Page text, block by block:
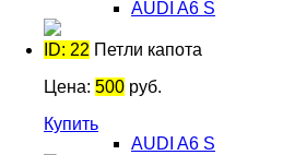
AUDI A6 S
ID: 22 Петли капота
Цена: 500 руб.
Купить
AUDI A6 S